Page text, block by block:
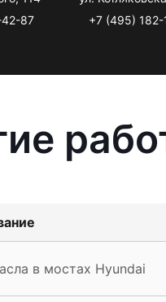
87
+7 (495) 182-
в мостах Hyundai